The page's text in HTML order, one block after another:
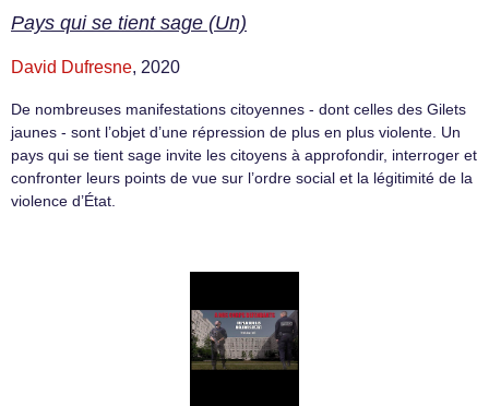
Pays qui se tient sage (Un)
David Dufresne, 2020
De nombreuses manifestations citoyennes - dont celles des Gilets
jaunes - sont l’objet d’une répression de plus en plus violente. Un
pays qui se tient sage invite les citoyens à approfondir, interroger et
confronter leurs points de vue sur l’ordre social et la légitimité de la
violence d’État.